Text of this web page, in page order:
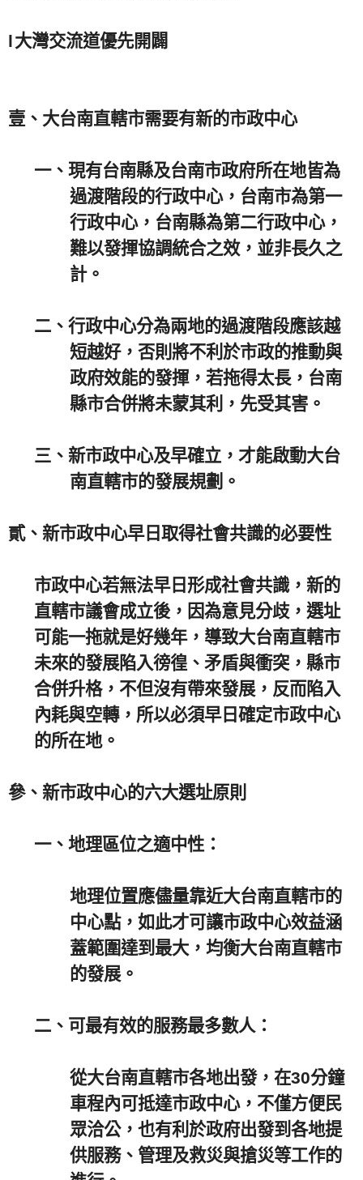
l大灣交流道優先開闢
壹、 大台南直轄市需要有新的市政中心
一、 現有台南縣及台南市政府所在地皆為
過渡階段的行政中心，台南市為第一
行政中心，台南縣為第二行政中心，
難以發揮協調統合之效，並非長久之
計。
二、 行政中心分為兩地的過渡階段應該越
短越好，否則將不利於市政的推動與
政府效能的發揮，若拖得太長，台南
縣市合併將未蒙其利，先受其害。
三、 新市政中心及早確立，才能啟動大台
南直轄市的發展規劃。
貳、 新市政中心早日取得社會共識的必要性
市政中心若無法早日形成社會共識，新的
直轄市議會成立後，因為意見分歧，選址
可能一拖就是好幾年，導致大台南直轄市
未來的發展陷入徬徨、矛盾與衝突，縣市
合併升格，不但沒有帶來發展，反而陷入
內耗與空轉，所以必須早日確定市政中心
的所在地。
參、 新市政中心的六大選址原則
一、 地理區位之適中性：
地理位置應儘量靠近大台南直轄市的
中心點，如此才可讓市政中心效益涵
蓋範圍達到最大，均衡大台南直轄市
的發展。
二、 可最有效的服務最多數人：
從大台南直轄市各地出發，在30分鐘
車程內可抵達市政中心，不僅方便民
眾洽公，也有利於政府出發到各地提
供服務、管理及救災與搶災等工作的